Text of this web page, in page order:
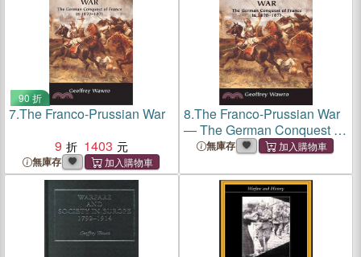
90 折
7.The Franco-Prussian War
9
1403
無庫存
8.The Franco-Prussian War
― The German Conquest of
France in 1870-1871
無庫存